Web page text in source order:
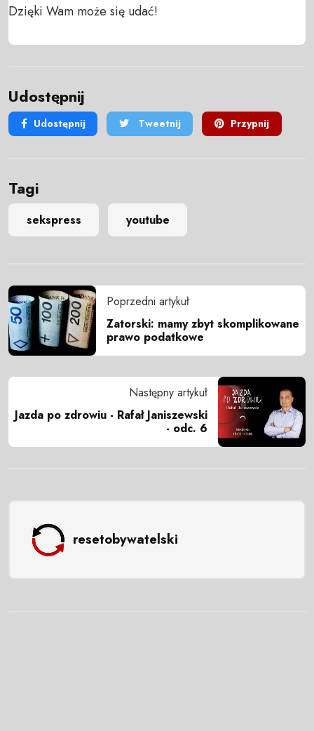
Dzięki Wam może się udać!
Udostępnij
Udostępnij Tweetnij Przypnij
Tagi
sekspress youtube
Poprzedni artykuł
Zatorski: mamy zbyt skomplikowane
prawo podatkowe
Następny artykuł
Jazda po zdrowiu - Rafał Janiszewski
- odc. 6
resetobywatelski